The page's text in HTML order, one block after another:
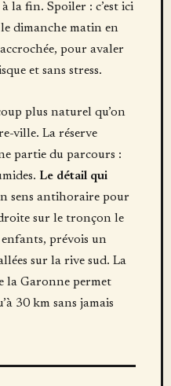
la fin. Spoiler : c’est ici
dimanche matin en
pour avaler
et sans stress.
plus naturel qu’on
ville. La réserve
partie du parcours :
Le détail qui
sens antihoraire pour
sur le tronçon le
enfants, prévois un
sur la rive sud. La
la Garonne permet
30 km sans jamais